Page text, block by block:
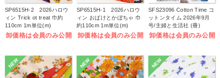
SP6515H-2 2026ハロウ
ィン Trick ot treat 巾約
110cm 1m単位(m)
卸価格は会員のみ公開
SP6515H-1 2026ハロウ
ィン おばけとかぼちゃ 巾
約110cm 1m単位(m)
卸価格は会員のみ公開
SFS23096 Cotton Time コ
ットンタイム 2026年9月
号/主婦と生活社 (冊)
卸価格は会員のみ公開
NEW NEW NEW